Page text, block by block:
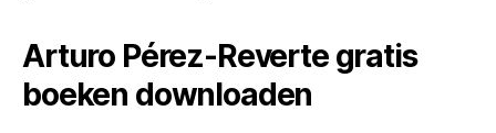
Arturo Pérez-Reverte gratis
boeken downloaden